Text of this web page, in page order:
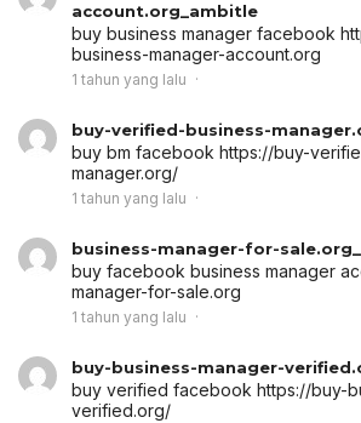
account.org_ambitle
buy business manager facebook
business-manager-account.org
1 tahun yang lalu
buy-verified-business-
buy bm facebook https://buy-
manager.org/
1 tahun yang lalu
business-manager-for-
buy facebook business manager
manager-for-sale.org
1 tahun yang lalu
buy-business-manager-
buy verified facebook https://buy-
verified.org/